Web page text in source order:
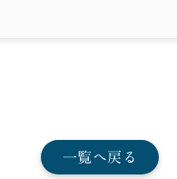
一覧へ戻る